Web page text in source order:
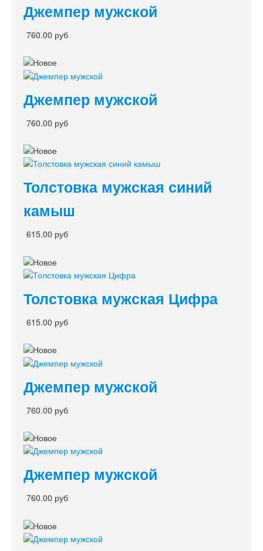
Джемпер мужской
760.00 руб
Джемпер мужской
760.00 руб
Толстовка мужская синий
камыш
615.00 руб
Толстовка мужская Цифра
615.00 руб
Джемпер мужской
760.00 руб
Джемпер мужской
760.00 руб